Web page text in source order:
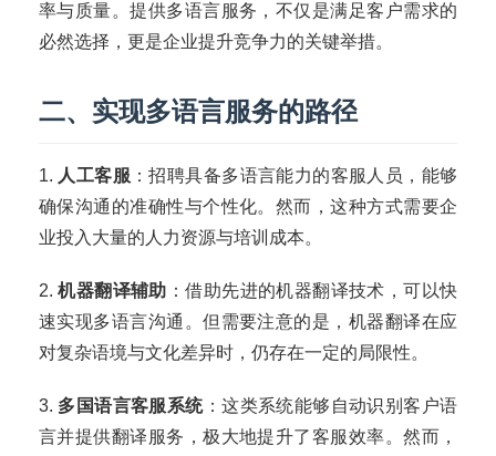
率与质量。提供多语言服务，不仅是满足客户需求的
必然选择，更是企业提升竞争力的关键举措。
二、实现多语言服务的路径
1. 人工客服 ：招聘具备多语言能力的客服人员，能够
确保沟通的准确性与个性化。然而，这种方式需要企
业投入大量的人力资源与培训成本。
2.机器翻译辅助 ：借助先进的机器翻译技术，可以快
速实现多语言沟通。但需要注意的是，机器翻译在应
对复杂语境与文化差异时，仍存在一定的局限性。
3. 多国语言客服系统：这类系统能够自动识别客户语
言并提供翻译服务，极大地提升了客服效率。然而，